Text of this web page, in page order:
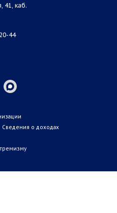
41, каб.
44
Сведения о доходах